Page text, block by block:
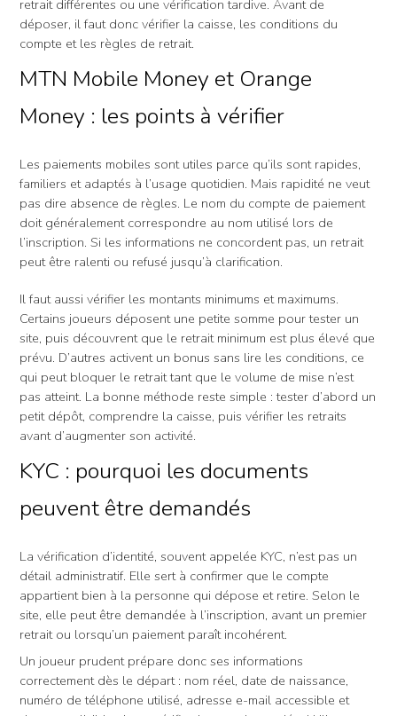
retrait différentes ou une vérification tardive. Avant de
déposer, il faut donc vérifier la caisse, les conditions du
compte et les règles de retrait.
MTN Mobile Money et Orange
Money : les points à vérifier
Les paiements mobiles sont utiles parce qu’ils sont rapides,
familiers et adaptés à l’usage quotidien. Mais rapidité ne veut
pas dire absence de règles. Le nom du compte de paiement
doit généralement correspondre au nom utilisé lors de
l’inscription. Si les informations ne concordent pas, un retrait
peut être ralenti ou refusé jusqu’à clarification.
Il faut aussi vérifier les montants minimums et maximums.
Certains joueurs déposent une petite somme pour tester un
site, puis découvrent que le retrait minimum est plus élevé que
prévu. D’autres activent un bonus sans lire les conditions, ce
qui peut bloquer le retrait tant que le volume de mise n’est
pas atteint. La bonne méthode reste simple : tester d’abord un
petit dépôt, comprendre la caisse, puis vérifier les retraits
avant d’augmenter son activité.
KYC : pourquoi les documents
peuvent être demandés
La vérification d’identité, souvent appelée KYC, n’est pas un
détail administratif. Elle sert à confirmer que le compte
appartient bien à la personne qui dépose et retire. Selon le
site, elle peut être demandée à l’inscription, avant un premier
retrait ou lorsqu’un paiement paraît incohérent.
Un joueur prudent prépare donc ses informations
correctement dès le départ : nom réel, date de naissance,
numéro de téléphone utilisé, adresse e-mail accessible et